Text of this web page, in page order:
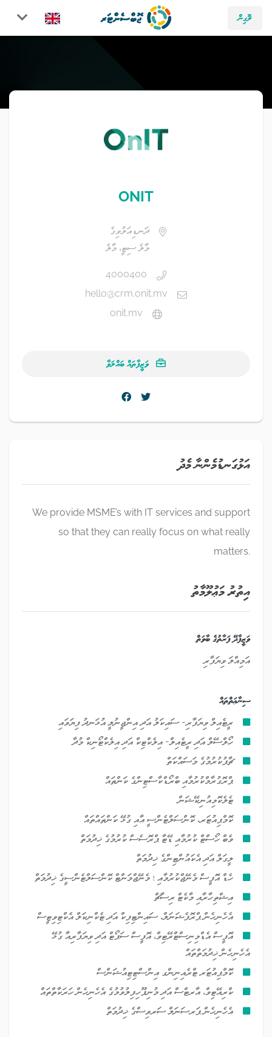
ލޮގިން
ONIT
ދަނޑިއަލުވިގެ
މާލެ ސިޓީ، މާލެ
4000400
hello@crm.onit.mv
onit.mv
ވަޒީފާތައް ބައްލަވާ
އަޅުގަނޑުމެންނާ މެދު
We provide MSME’s with IT services and support
so that they can really focus on what really
matters.
އިތުރު މަޢުލޫމާތު
ވަޒީފާދޭ ފަރާތުގެ ބާވަތް
އަމިއްލަ ވިޔަފާރި
ސިނާޢަތްތައް
ރީޓެއިލް ވިޔަފާރި- ސައިކަލު އަދި އިންޖީނުލީ އުޅަނދު ފިޔަވައި
ހޯލްސޭލް އަދި ރީޓެއިލް- އިލެކްޓިކް އަދި އިލެކްޓޯނިކް މުދާ
ޗާޕުކުރުމުގެ މަސައްކަތް
ޕްރޮގުރާމްކުރުމާއި ބްރޯޑްކާސްޓިންގެ ކަންތައް
ޓެލެކޮމިއުނިކޭޝަން
ކޮމްޕިއުޓަރ، ކޮންސަލްޓެންސީ އާއި ގުޅޭ ކަންތައްތައް
ވެބް ހޯސްޓް ކުރުމާއި ޑޭޓާ ޕްރޮސެސް ކުރުމުގެ ޚިދުމަތް
ލީގަލް އަދި އެކައުންޓިންގެ ޚިދުމަތް
ހެޑް އޮފީސް މެނޭޖްކުރުމާއި ؛ މެނޭޖްމަންޓް ކޮންސަލްޓެންސީގެ ޚިދުމަތް
އިޝްތިހާރާއި މާކެޓް ރިސާޗް
އެހެނިހެން ޕްރޮފެޝަނަލް، ސައިންޓިފިކް އަދި ޓެކްނިކަލް އެކްޓިވިޓީސް
އޮފީސް އެޑްމިނިސްޓްރޭޓިވް، އޮފީސް ސަޕޯޓް އަދި ވިޔަފާރިއާ ގުޅޭ
އެހެނިހެން ޚިދުމަތްތައް
ކޮމްޕިއުޓަރ ޓްރެއިނިންގ އިންސްޓިޓިއުޝަންސް
ކްރިއޭޓިވް، އާރޓްސް އަދި މުނިފޫހިފިލުވުމުގެ އެހެނިހެން ހަރަކާތްތައް
އެހެނިހެން ޕަރސަނަލް ސަރވިސްގެ ޚިދުމަތް